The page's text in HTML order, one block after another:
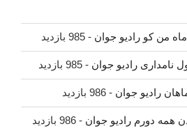
من کو رادیو جوان - 985 بازدید
نامداری رادیو جوان - 985 بازدید
رادیو جوان - 986 بازدید
همه دورم رادیو جوان - 986 بازدید